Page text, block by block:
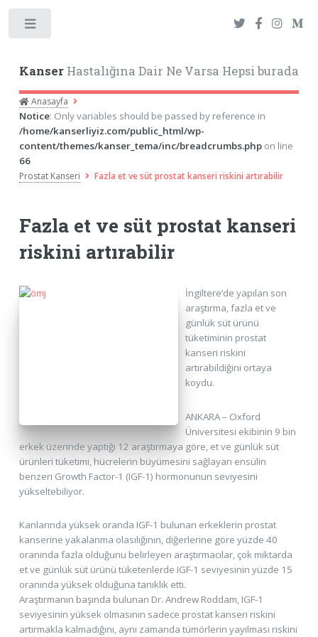
KanserHastalığına Dair Ne Varsa Hepsi burada
Anasayfa
Notice: Only variables should be passed by reference in
/home/kanserliyiz.com/public_html/wp-
content/themes/kanser_tema/inc/breadcrumbs.phpon line
66
Prostat Kanseri Fazla et ve süt prostat kanseri riskini artırabilir
Fazla et ve süt prostat kanseri
riskini artırabilir
İngiltere’de yapılan son
araştırma, fazla et ve
günlük süt ürünü
tüketiminin prostat
kanseri riskini
artırabildiğini ortaya
koydu.
ANKARA – Oxford
Üniversitesi ekibinin 9 bin
erkek üzerinde yaptığı 12 araştırmaya göre, et ve günlük süt
ürünleri tüketimi, hücrelerin büyümesini sağlayan ensülin
benzeri Growth Factor-1 (IGF-1) hormonunun seviyesini
yükseltebiliyor.
Kanlarında yüksek oranda IGF-1 bulunan erkeklerin prostat
kanserine yakalanma olasılığının, diğerlerine göre yüzde 40
oranında fazla olduğunu belirleyen araştırmacılar, çok miktarda
et ve günlük süt ürünü tüketenlerde IGF-1 seviyesinin yüzde 15
oranında yüksek olduğuna tanıklık etti.
Araştırmanın başında bulunan Dr. Andrew Roddam, IGF-1
seviyesinin yüksek olmasının sadece prostat kanseri riskini
artırmakla kalmadığını, aynı zamanda tümörlerin yayılması riskini